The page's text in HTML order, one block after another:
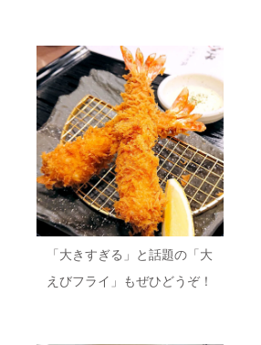
「大きすぎる」と話題の「大
えびフライ」もぜひどうぞ！